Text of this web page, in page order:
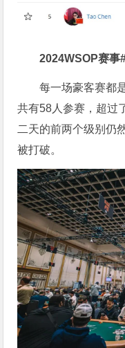
2024WSOP赛事
每一场豪客赛都
共有58人参赛，超过
二天的前两个级别仍
被打破。